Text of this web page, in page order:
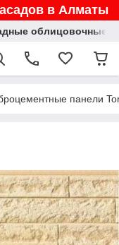
в Алматы
облицовочные
панели